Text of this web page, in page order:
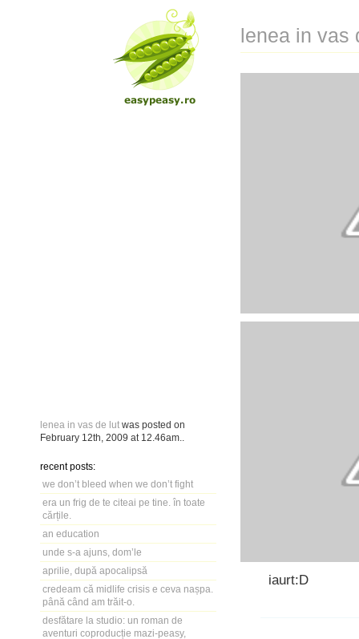
lenea in vas de lut was posted on
February 12th, 2009 at 12.46am
recent posts:
we don’t bleed when we don’t fight
era un frig de te citeai pe tine. în toate
cărțile.
an education
unde s-a ajuns, dom’le
aprilie, după apocalipsă
credeam că midlife crisis e ceva nașpa.
până când am trăit-o.
desfătare la studio: un roman de
aventuri coproducție mazi-peasy,
lenea in vas
iaurt:D